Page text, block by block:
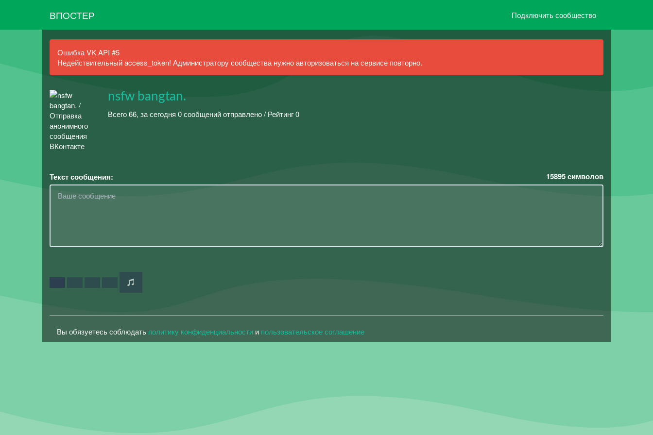
ВПОСТЕР Подключить сообщество
Ошибка VK API #5
Недействительный access_token! Администратору сообщества нужно авторизоваться на сервисе повторно.
nsfw bangtan.
Всего 66, за сегодня 0 сообщений отправлено / Рейтинг 0
Текст сообщения: 15895символов
Вы обязуетесь соблюдать политику конфиденциальности и пользовательское соглашение